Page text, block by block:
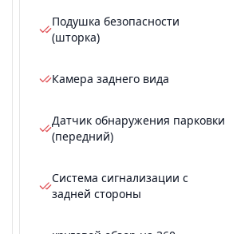
Подушка безопасности
(шторка)
Камера заднего вида
Датчик обнаружения парковки
(передний)
Система сигнализации с
задней стороны